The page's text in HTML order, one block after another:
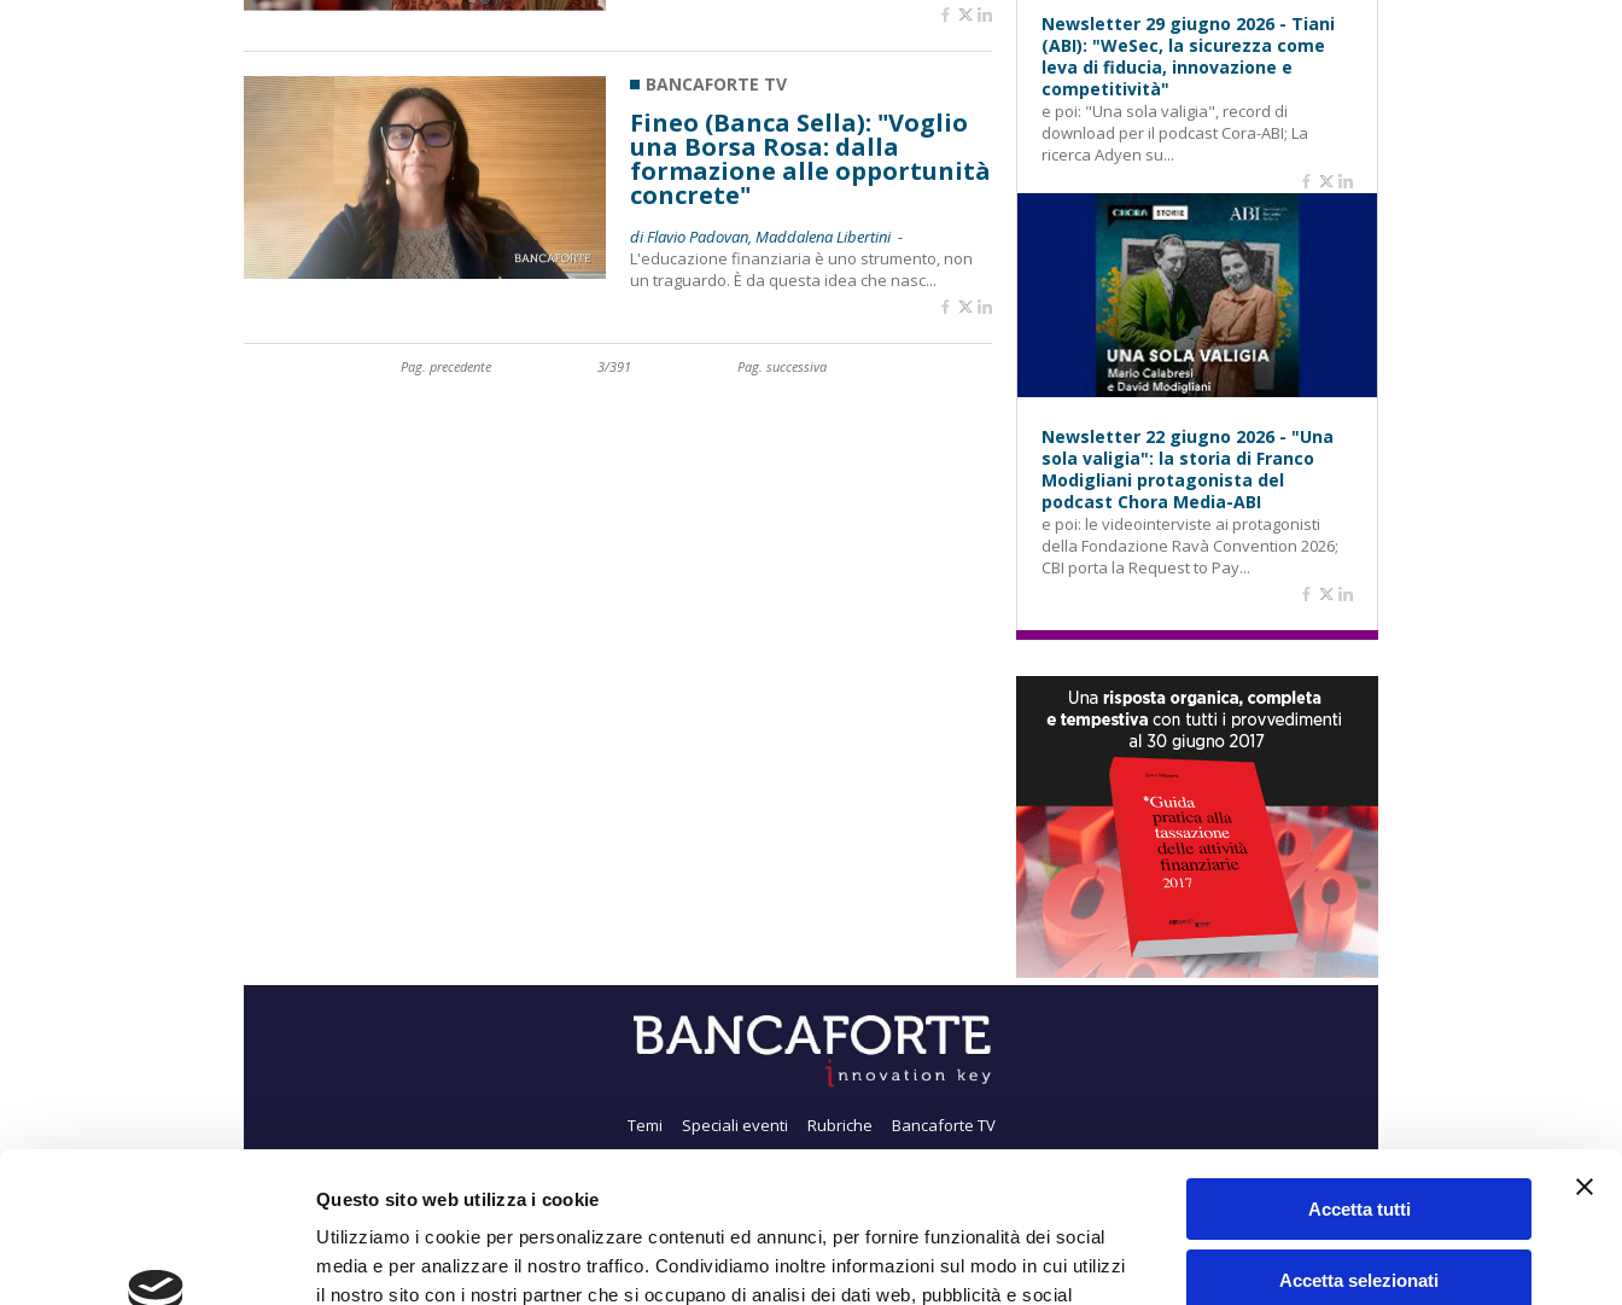
Questo sito web utilizza i cookie
Utilizziamo i cookie per personalizzare contenuti ed annunci, per fornire funzionalità dei social
media e per analizzare il nostro traffico. Condividiamo inoltre informazioni sul modo in cui utilizzi
il nostro sito con i nostri partner che si occupano di analisi dei dati web, pubblicità e social
Accetta tutti
Accetta selezionati
BANCAFORTE TV
Fineo (Banca Sella): "Voglio
una Borsa Rosa: dalla
formazione alle opportunità
concrete"
di Flavio Padovan, Maddalena Libertini -
L'educazione finanziaria è uno strumento, non
un traguardo. È da questa idea che nasc...
Pag. precedente 3/391 Pag. successiva
Newsletter 29 giugno 2026 - Tiani
(ABI): "WeSec, la sicurezza come
leva di fiducia, innovazione e
competitività"
e poi: "Una sola valigia", record di
download per il podcast Cora-ABI; La
ricerca Adyen su...
Newsletter 22 giugno 2026 - "Una
sola valigia": la storia di Franco
Modigliani protagonista del
podcast Chora Media-ABI
e poi: le videointerviste ai protagonisti
della Fondazione Ravà Convention 2026;
CBI porta la Request to Pay...
Temi Speciali eventi Rubriche Bancaforte TV
Chi siamo
Iscriviti alla Newsletter